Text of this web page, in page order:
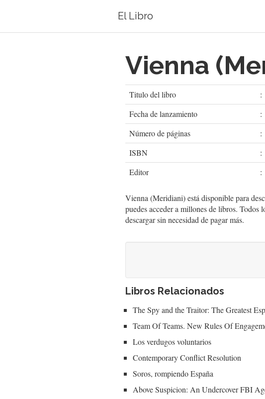
El Libro
Vienna
Titulo del libro :
Fecha de lanzamiento :
Número de páginas
:
ISBN
:
Editor
:
Vienna (Meridiani) está disponible para
puedes acceder a millones de libros. Todos
descargar sin necesidad de pagar más.
Libros Relacionados
The Spy and the Traitor: The Greatest
Team Of Teams. New Rules Of
Los verdugos voluntarios
Contemporary Conflict Resolution
Soros, rompiendo España
Above Suspicion: An Undercover FBI